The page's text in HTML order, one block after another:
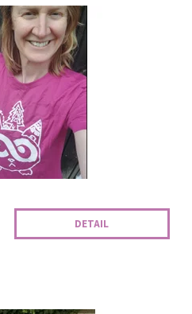
jako naši školu. Logo plné
DETAIL